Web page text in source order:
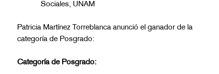
Sociales, UNAM
Patricia Martínez Torreblanca anunció el ganador de la
categoría de Posgrado:
Categoría de Posgrado: